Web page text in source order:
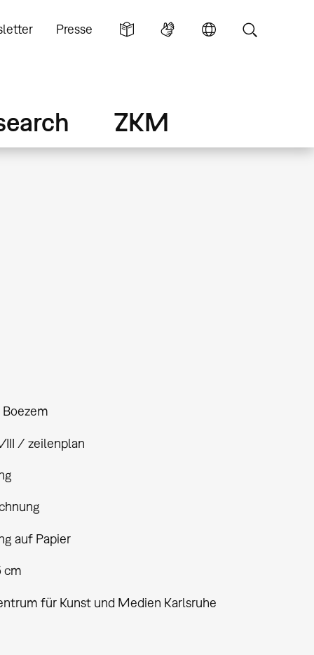
Presse
ZKM
/ zeilenplan
auf Papier
cm
für Kunst und Medien Karlsruhe